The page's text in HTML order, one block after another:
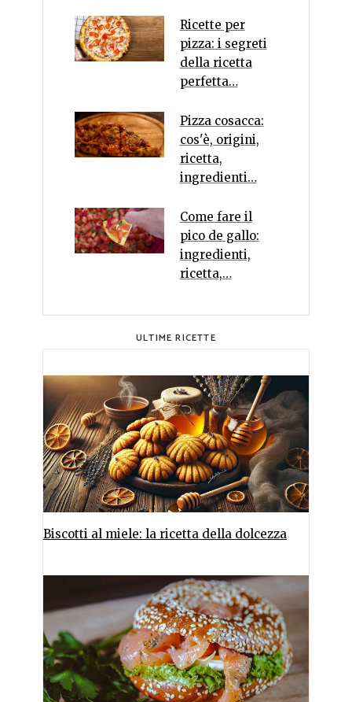
Ricette per
pizza: i segreti
della ricetta
perfetta…
Pizza cosacca:
cos'è, origini,
ricetta,
ingredienti…
Come fare il
pico de gallo:
ingredienti,
ricetta,…
ULTIME RICETTE
Biscotti al miele: la ricetta della dolcezza